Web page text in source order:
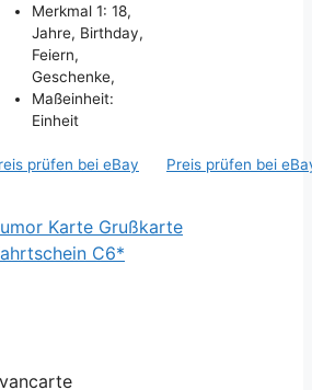
Merkmal 1: 18,
Jahre, Birthday,
Feiern,
Geschenke,
Maßeinheit:
Einheit
prüfen bei eBay Preis prüfen bei
Karte Grußkarte
C6*